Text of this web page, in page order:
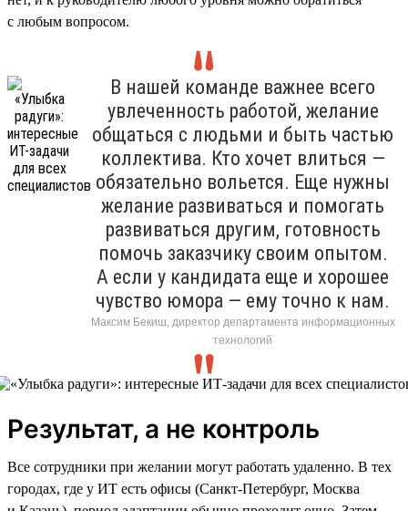
с любым вопросом.
В нашей команде важнее всего
увлеченность работой, желание
общаться с людьми и быть частью
коллектива. Кто хочет влиться —
обязательно вольется. Еще нужны
желание развиваться и помогать
развиваться другим, готовность
помочь заказчику своим опытом.
А если у кандидата еще и хорошее
чувство юмора — ему точно к нам.
Максим Бекиш, директор департамента информационных
технологий
Результат, а не контроль
Все сотрудники при желании могут работать удаленно. В тех
городах, где у ИТ есть офисы (Санкт-Петербург, Москва